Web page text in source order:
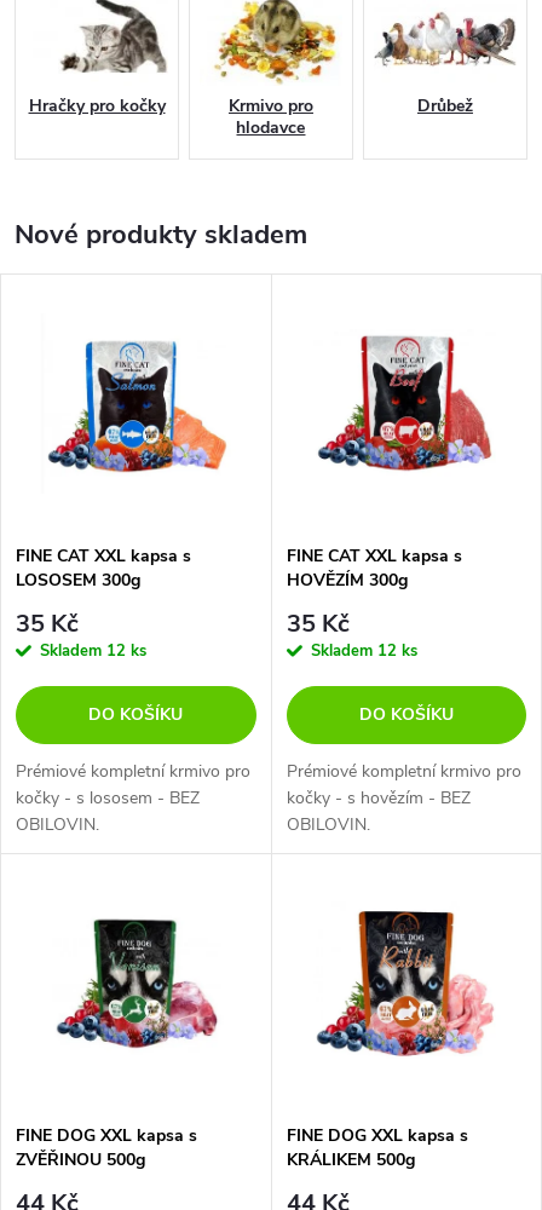
Hračky pro kočky
Krmivo pro
hlodavce
Drůbež
Nové produkty skladem
FINE CAT XXL kapsa s
LOSOSEM 300g
35 Kč
Skladem 12 ks
DO KOŠÍKU
Prémiové kompletní krmivo pro
kočky - s lososem - BEZ
OBILOVIN.
FINE CAT XXL kapsa s
HOVĚZÍM 300g
35 Kč
Skladem 12 ks
DO KOŠÍKU
Prémiové kompletní krmivo pro
kočky - s hovězím - BEZ
OBILOVIN.
FINE DOG XXL kapsa s
ZVĚŘINOU 500g
FINE DOG XXL kapsa s
KRÁLIKEM 500g